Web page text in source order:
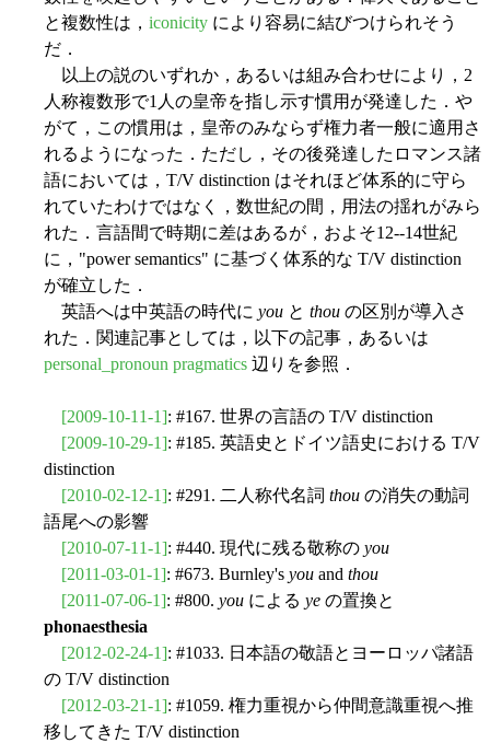
と複数性は， iconicity により容易に結びつけられそう
だ．
以上の説のいずれか，あるいは組み合わせにより，2
人称複数形で1人の皇帝を指し示す慣用が発達した．や
がて，この慣用は，皇帝のみならず権力者一般に適用さ
れるようになった．ただし，その後発達したロマンス諸
語においては，T/V distinction はそれほど体系的に守ら
れていたわけではなく，数世紀の間，用法の揺れがみら
れた．言語間で時期に差はあるが，およそ12--14世紀
に，"power semantics" に基づく体系的な T/V distinction
が確立した．
英語へは中英語の時代に you と thou の区別が導入さ
れた．関連記事としては，以下の記事，あるいは
personal_pronoun pragmatics 辺りを参照．
[2009-10-11-1]: #167. 世界の言語の T/V distinction
[2009-10-29-1]: #185. 英語史とドイツ語史における T/V
distinction
[2010-02-12-1]: #291. 二人称代名詞 thou の消失の動詞
語尾への影響
[2010-07-11-1]: #440. 現代に残る敬称の you
[2011-03-01-1]: #673. Burnley's you and thou
[2011-07-06-1]: #800. you による ye の置換と
phonaesthesia
[2012-02-24-1]: #1033. 日本語の敬語とヨーロッパ諸語
の T/V distinction
[2012-03-21-1]: #1059. 権力重視から仲間意識重視へ推
移してきた T/V distinction